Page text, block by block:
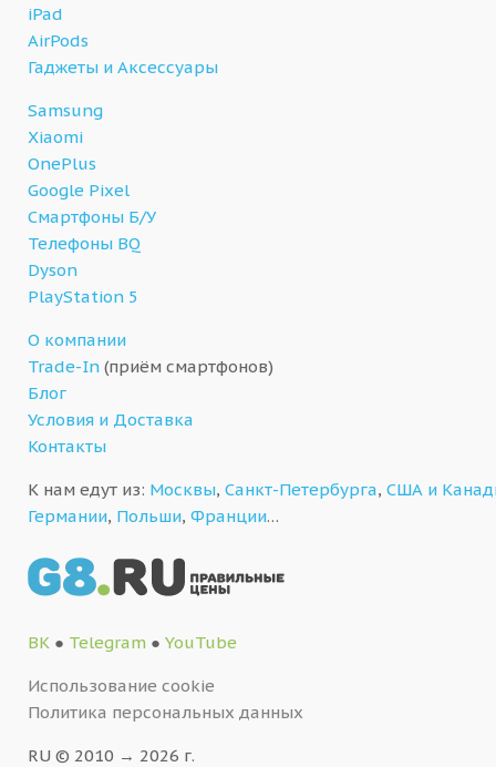
iPad
AirPods
Гаджеты и Аксессуары
Samsung
Xiaomi
OnePlus
Google Pixel
Смартфоны Б/У
Телефоны BQ
Dyson
PlayStation 5
О компании
Trade-In (приём смартфонов)
Блог
Условия и Доставка
Контакты
К нам едут из: Москвы, Санкт-Петербурга, США и
Германии, Польши, Франции…
ВК ● Telegram ● YouTube
Использование cookie
Политика персональных данных
RU © 2010 → 2026 г.